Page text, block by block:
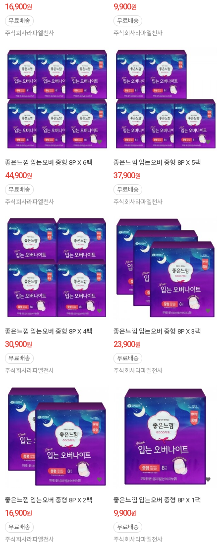
16,900원
무료배송
주식회사라파엘천사
9,900원
무료배송
주식회사라파엘천사
좋은느낌 입는오버 중형 8P X 6팩
44,900원
무료배송
주식회사라파엘천사
좋은느낌 입는오버 중형 8P X 5팩
37,900원
무료배송
주식회사라파엘천사
좋은느낌 입는오버 중형 8P X 4팩
30,900원
무료배송
주식회사라파엘천사
좋은느낌 입는오버 중형 8P X 3팩
23,900원
무료배송
주식회사라파엘천사
좋은느낌 입는오버 중형 8P X 2팩
16,900원
무료배송
주식회사라파엘천사
좋은느낌 입는오버 중형 8P X 1팩
9,900원
무료배송
주식회사라파엘천사